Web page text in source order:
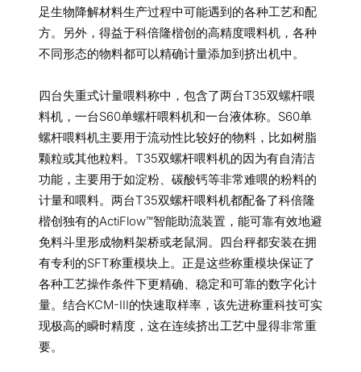
足生物降解材料生产过程中可能遇到的各种工艺和配
方。另外，得益于科倍隆楷创的高精度喂料机，各种
不同形态的物料都可以精确计量添加到挤出机中。
四台失重式计量喂料称中，包含了两台T35双螺杆喂
料机，一台S60单螺杆喂料机和一台液体称。S60单
螺杆喂料机主要用于流动性比较好的物料，比如树脂
颗粒或其他粒料。T35双螺杆喂料机的因为有自清洁
功能，主要用于如淀粉、碳酸钙等非常难喂的粉料的
计量和喂料。两台T35双螺杆喂料机都配备了科倍隆
楷创独有的ActiFlow™智能助流装置，能可靠有效地避
免料斗里形成物料架桥或老鼠洞。四台秤都安装在拥
有专利的SFT称重模块上。正是这些称重模块保证了
各种工艺操作条件下更精确、稳定和可靠的数字化计
量。结合KCM-III的快速取样率，该先进称重科技可实
现极高的瞬时精度，这在连续挤出工艺中显得非常重
要。